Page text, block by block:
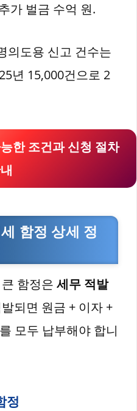
가 벌금 수억 원.
의도용 신고 건수는
년 15,000건으로 2
한 조건과 신청 절차
함정 상세 정
함정은 세무 적발
되면 원금 + 이자 +
모두 납부해야 합니
정